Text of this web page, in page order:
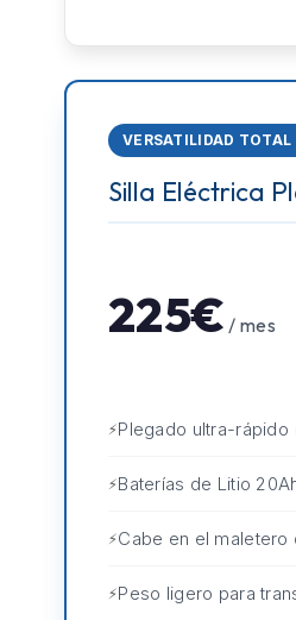
VERSATILIDAD TOTAL
Silla Eléctrica
225€ / mes
Plegado ultra-rápido
Baterías de Litio
Cabe en el maletero
Peso ligero para